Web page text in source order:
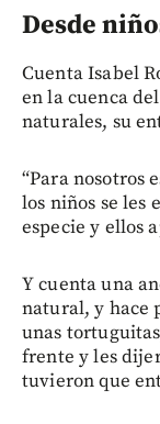
Desde
Cuenta Isabel
en la cuenca
naturales, su
“Para nosotros
los niños se les
especie y ellos
Y cuenta una
natural, y hace
unas
frente y les
tuvieron que